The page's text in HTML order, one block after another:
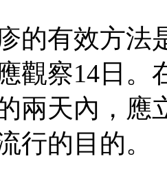
有效方法
觀察14日。
兩天內，應
行的目的。